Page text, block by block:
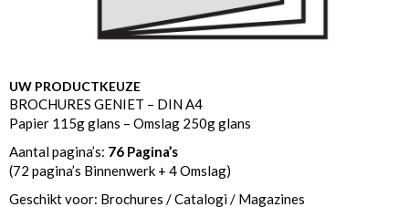
UW PRODUCTKEUZE
BROCHURES GENIET – DIN A4
Papier 115g glans – Omslag 250g glans
Aantal pagina’s: 76 Pagina’s
(72 pagina’s Binnenwerk + 4 Omslag)
Geschikt voor: Brochures / Catalogi / Magazines